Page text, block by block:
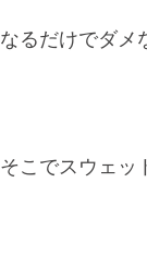
なるだけでダメ
そこでスウェ